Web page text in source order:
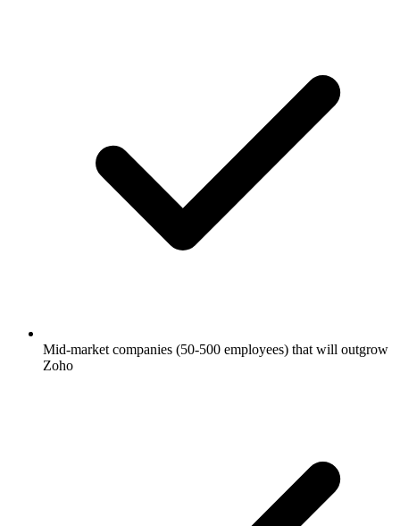
Mid-market companies (50-500 employees) that will outgrow
Zoho